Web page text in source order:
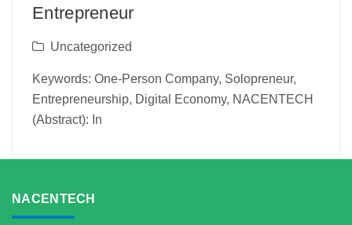
Entrepreneur
Uncategorized
Keywords: One-Person Company, Solopreneur,
Entrepreneurship, Digital Economy, NACENTECH
(Abstract): In
NACENTECH